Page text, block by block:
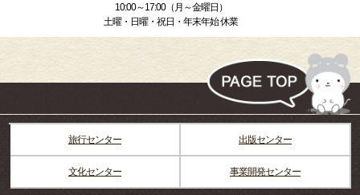
10:00～17:00（月～金曜日）
土曜・日曜・祝日・年末年始 休業
旅行センター 出版センター
文化センター 事業開発センター